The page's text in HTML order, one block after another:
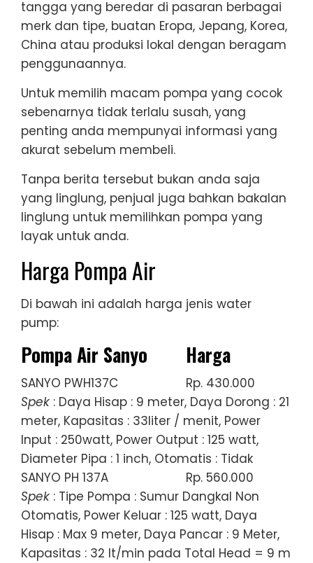
tangga yang beredar di pasaran berbagai
merk dan tipe, buatan Eropa, Jepang, Korea,
China atau produksi lokal dengan beragam
penggunaannya.
Untuk memilih macam pompa yang cocok
sebenarnya tidak terlalu susah, yang
penting anda mempunyai informasi yang
akurat sebelum membeli.
Tanpa berita tersebut bukan anda saja
yang linglung, penjual juga bahkan bakalan
linglung untuk memilihkan pompa yang
layak untuk anda.
Harga Pompa Air
Di bawah ini adalah harga jenis water
pump:
Pompa Air Sanyo Harga
SANYO PWH137C
Rp. 430.000
Spek : Daya Hisap : 9 meter, Daya Dorong : 21
meter, Kapasitas : 33liter / menit, Power
Input : 250watt, Power Output : 125 watt,
Diameter Pipa : 1 inch, Otomatis : Tidak
SANYO PH 137A
Rp. 560.000
Spek : Tipe Pompa : Sumur Dangkal Non
Otomatis, Power Keluar : 125 watt, Daya
Hisap : Max 9 meter, Daya Pancar : 9 Meter,
Kapasitas : 32 lt/min pada Total Head = 9 m